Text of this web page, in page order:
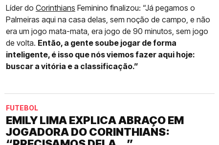
Líder do Corinthians Feminino finalizou: “Já pegamos o
Palmeiras aqui na casa delas, sem noção de campo, e não
era um jogo mata-mata, era jogo de 90 minutos, sem jogo
de volta. Então, a gente soube jogar de forma
inteligente, é isso que nós viemos fazer aqui hoje:
buscar a vitória e a classificação.”
FUTEBOL
EMILY LIMA EXPLICA ABRAÇO EM
JOGADORA DO CORINTHIANS: